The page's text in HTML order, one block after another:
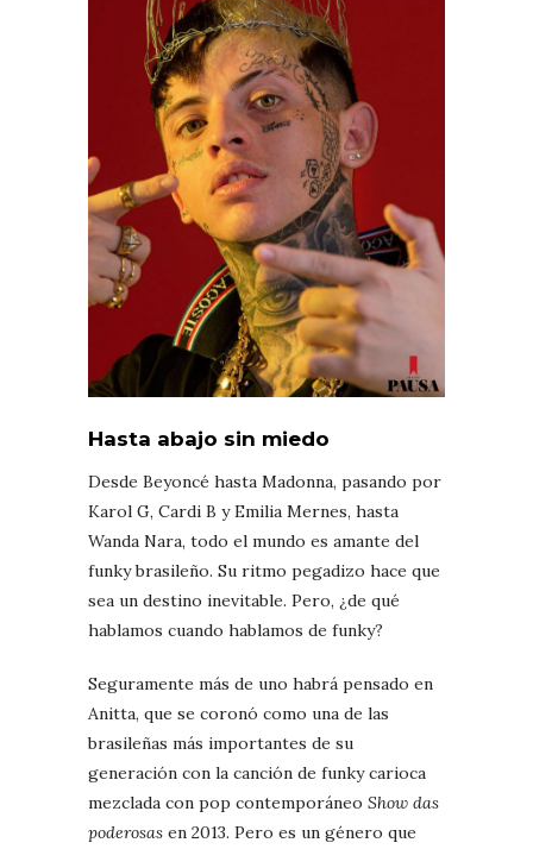
Hasta abajo sin miedo
Desde Beyoncé hasta Madonna, pasando por
Karol G, Cardi B y Emilia Mernes, hasta
Wanda Nara, todo el mundo es amante del
funky brasileño. Su ritmo pegadizo hace que
sea un destino inevitable. Pero, ¿de qué
hablamos cuando hablamos de funky?
Seguramente más de uno habrá pensado en
Anitta, que se coronó como una de las
brasileñas más importantes de su
generación con la canción de funky carioca
mezclada con pop contemporáneo Show das
poderosas en 2013. Pero es un género que